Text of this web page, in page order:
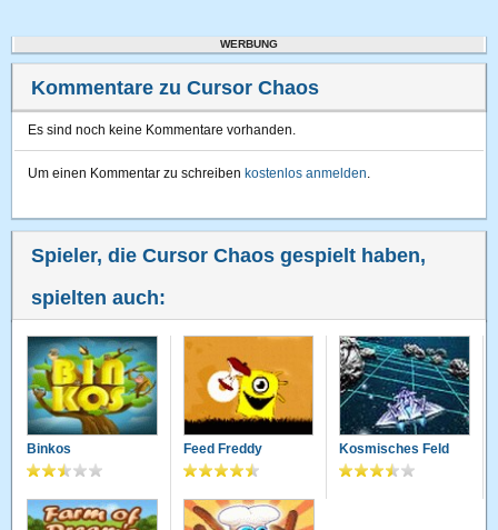
WERBUNG
Kommentare zu Cursor Chaos
Es sind noch keine Kommentare vorhanden.
Um einen Kommentar zu schreiben kostenlos anmelden.
Spieler, die Cursor Chaos gespielt haben,
spielten auch:
Binkos Feed Freddy Kosmisches Feld